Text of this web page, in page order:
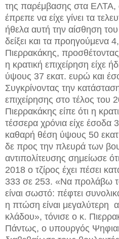
της παρέμβασης στα ΕΛΤΑ,
έπρεπε να είχε γίνει τα
ήθελα αυτή την αίσθηση του
δείξει και τα προηγούμενα
Πιερρακάκης,
η κρατική επιχείρηση είχε
ύψους 37 εκατ. ευρώ και
Συγκρίνοντας την
επιχείρησης στο τέλος του
Πιερρακάκης είπε ότι η
τέσσερα χρόνια είχε έσοδα
καθαρή θέση ύψους 50
δε προς την πλευρά των
αντιπολίτευσης σημείωσε
2018 ο τζίρος έχει πέσει
333 σε 253. «Να προλάβω
είναι σωστό: πέφτει
η πτώση είναι μεγαλύτερη
κλάδου», τόνισε ο κ.
Πάντως, ο υπουργός